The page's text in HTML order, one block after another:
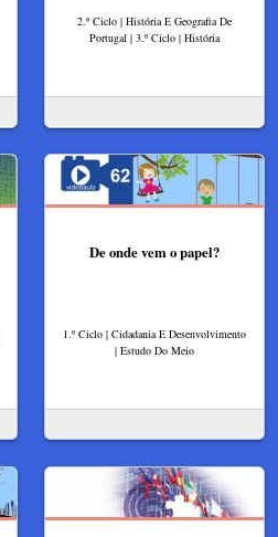
2.º Ciclo | História E Geografia De
Portugal | 3.º Ciclo | História
De onde vem o papel?
1.º Ciclo | Cidadania E Desenvolvimento
| Estudo Do Meio